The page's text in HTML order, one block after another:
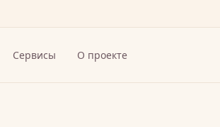
Сервисы О проекте